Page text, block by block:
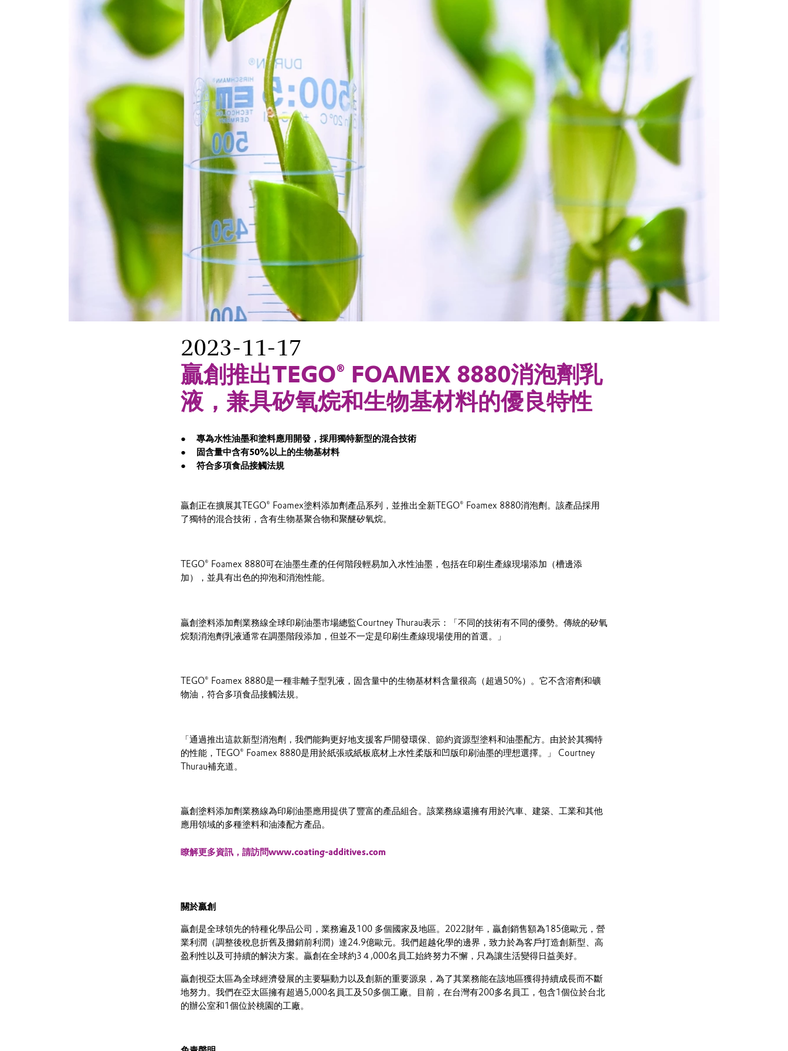
2023-11-17
贏創推出TEGO® FOAMEX 8880消泡劑乳
液，兼具矽氧烷和生物基材料的優良特性
專為水性油墨和塗料應用開發，採用獨特新型的混合技術
固含量中含有50% 以上的生物基材料
符合多項食品接觸法規
贏創正在擴展其TEGO® Foamex塗料添加劑產品系列，並推出全新TEGO® Foamex 8880消泡劑。該產品採用
了獨特的混合技術，含有生物基聚合物和聚醚矽氧烷。
TEGO® Foamex 8880可在油墨生產的任何階段輕易加入水性油墨，包括在印刷生產線現場添加（槽邊添
加），並具有出色的抑泡和消泡性能。
贏創塗料添加劑業務線全球印刷油墨市場總監Courtney Thurau表示：「不同的技術有不同的優勢。傳統的矽氧
烷類消泡劑乳液通常在調墨階段添加，但並不一定是印刷生產線現場使用的首選。」
TEGO® Foamex 8880是一種非離子型乳液，固含量中的生物基材料含量很高（超過50%）。它不含溶劑和礦
物油，符合多項食品接觸法規。
「通過推出這款新型消泡劑，我們能夠更好地支援客戶開發環保、節約資源型塗料和油墨配方。由於於其獨特
的性能，TEGO® Foamex 8880是用於紙張或紙板底材上水性柔版和凹版印刷油墨的理想選擇。」 Courtney
Thurau補充道。
贏創塗料添加劑業務線為印刷油墨應用提供了豐富的產品組合。該業務線還擁有用於汽車、建築、工業和其他
應用領域的多種塗料和油漆配方產品。
瞭解更多資訊，請訪問www.coating-additives.com
關於贏創
贏創是全球領先的特種化學品公司，業務遍及100 多個國家及地區。2022財年，贏創銷售額為185億歐元，營
業利潤（調整後稅息折舊及攤銷前利潤）達24.9億歐元。我們超越化學的邊界，致力於為客戶打造創新型、高
盈利性以及可持續的解決方案。贏創在全球約3４,000名員工始終努力不懈，只為讓生活變得日益美好。
贏創視亞太區為全球經濟發展的主要驅動力以及創新的重要源泉，為了其業務能在該地區獲得持續成長而不斷
地努力。我們在亞太區擁有超過5,000名員工及50多個工廠。目前，在台灣有200多名員工，包含1個位於台北
的辦公室和1個位於桃園的工廠。